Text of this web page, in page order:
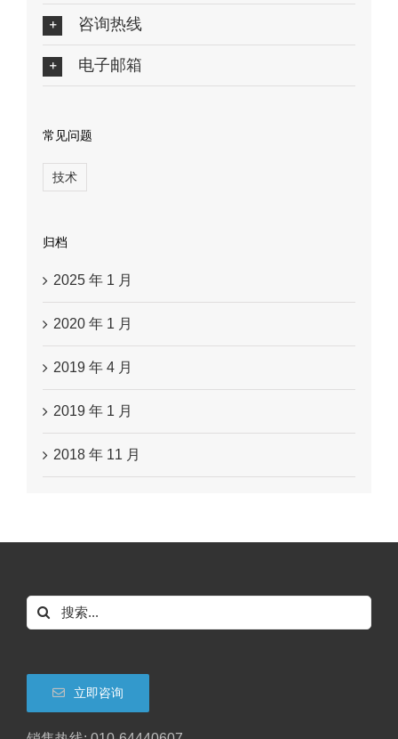
咨询热线
电子邮箱
常见问题
技术
归档
2025 年 1 月
2020 年 1 月
2019 年 4 月
2019 年 1 月
2018 年 11 月
搜
索：
立即咨询